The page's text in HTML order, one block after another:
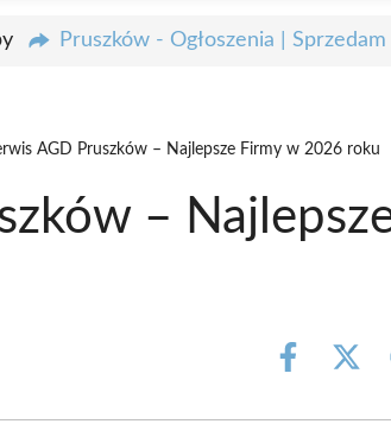
Pruszków - Ogłoszenia |
AGD Pruszków – Najlepsze Firmy w 2026 roku
–
Share
Share